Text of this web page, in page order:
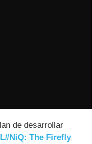
de desarrollar
The Firefly